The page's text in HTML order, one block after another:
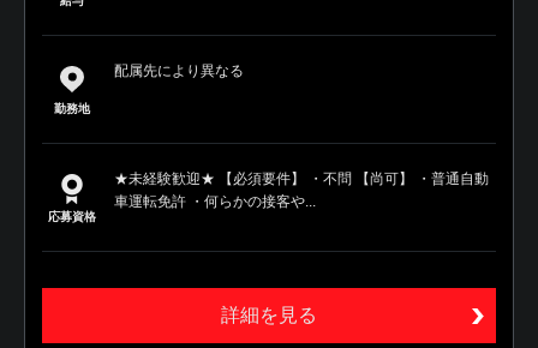
勤務地
配属先により異なる
応募資格
★未経験歓迎★ 【必須要件】 ・不問 【尚可】 ・普通自動
車運転免許 ・何らかの接客や...
詳細を見る